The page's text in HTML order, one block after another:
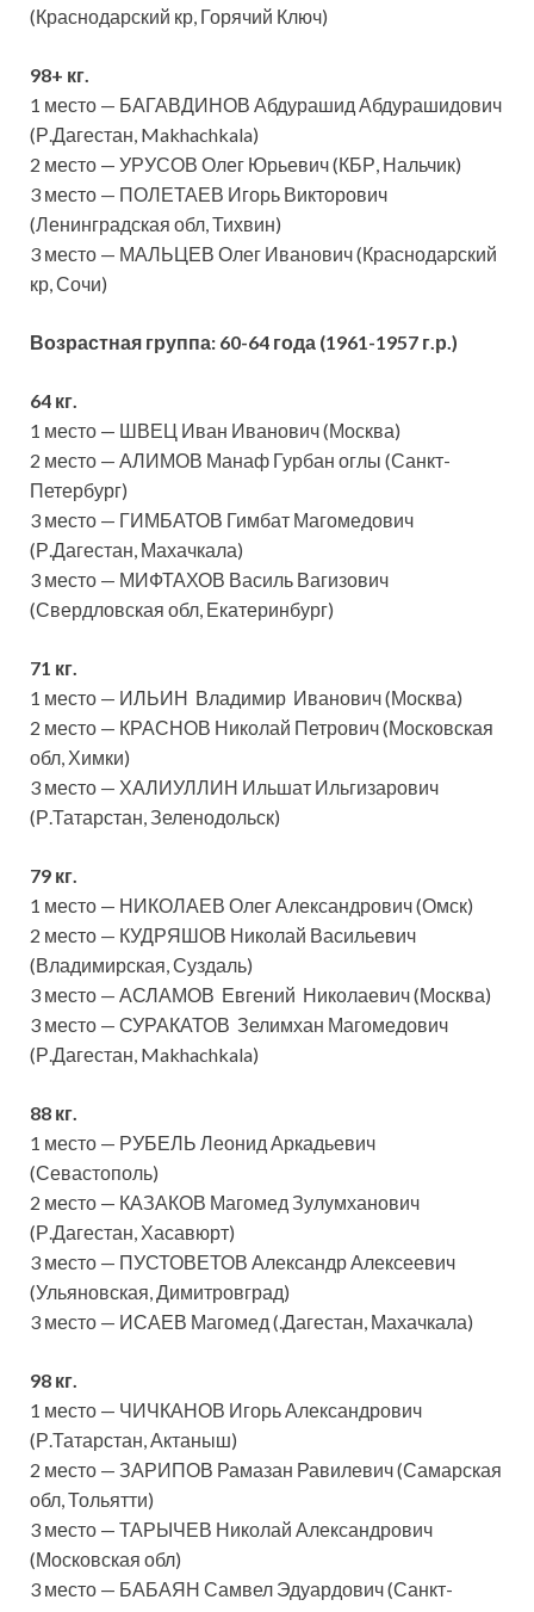
(Краснодарский кр, Горячий Ключ)
98+ кг.
1 место — БАГАВДИНОВ Абдурашид Абдурашидович
(Р.Дагестан, Makhachkala)
2 место — УРУСОВ Олег Юрьевич (КБР, Нальчик)
3 место — ПОЛЕТАЕВ Игорь Викторович
(Ленинградская обл, Тихвин)
3 место — МАЛЬЦЕВ Олег Иванович (Краснодарский
кр, Сочи)
Возрастная группа: 60-64 года (1961-1957 г.р.)
64 кг.
1 место — ШВЕЦ Иван Иванович (Москва)
2 место — АЛИМОВ Манаф Гурбан оглы (Санкт-
Петербург)
3 место — ГИМБАТОВ Гимбат Магомедович
(Р.Дагестан, Махачкала)
3 место — МИФТАХОВ Василь Вагизович
(Свердловская обл, Екатеринбург)
71 кг.
1 место — ИЛЬИН Владимир Иванович (Москва)
2 место — КРАСНОВ Николай Петрович (Московская
обл, Химки)
3 место — ХАЛИУЛЛИН Ильшат Ильгизарович
(Р.Татарстан, Зеленодольск)
79 кг.
1 место — НИКОЛАЕВ Олег Александрович (Омск)
2 место — КУДРЯШОВ Николай Васильевич
(Владимирская, Суздаль)
3 место — АСЛАМОВ Евгений Николаевич (Москва)
3 место — СУРАКАТОВ Зелимхан Магомедович
(Р.Дагестан, Makhachkala)
88 кг.
1 место — РУБЕЛЬ Леонид Аркадьевич
(Севастополь)
2 место — КАЗАКОВ Магомед Зулумханович
(Р.Дагестан, Хасавюрт)
3 место — ПУСТОВЕТОВ Александр Алексеевич
(Ульяновская, Димитровград)
3 место — ИСАЕВ Магомед (.Дагестан, Махачкала)
98 кг.
1 место — ЧИЧКАНОВ Игорь Александрович
(Р.Татарстан, Актаныш)
2 место — ЗАРИПОВ Рамазан Равилевич (Самарская
обл, Тольятти)
3 место — ТАРЫЧЕВ Николай Александрович
(Московская обл)
3 место — БАБАЯН Самвел Эдуардович (Санкт-